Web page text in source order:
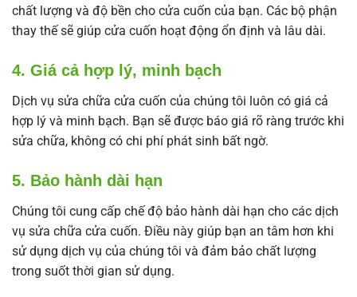
chất lượng và độ bền cho cửa cuốn của bạn. Các bộ phận
thay thế sẽ giúp cửa cuốn hoạt động ổn định và lâu dài.
4. Giá cả hợp lý, minh bạch
Dịch vụ sửa chữa cửa cuốn của chúng tôi luôn có giá cả
hợp lý và minh bạch. Bạn sẽ được báo giá rõ ràng trước khi
sửa chữa, không có chi phí phát sinh bất ngờ.
5. Bảo hành dài hạn
Chúng tôi cung cấp chế độ bảo hành dài hạn cho các dịch
vụ sửa chữa cửa cuốn. Điều này giúp bạn an tâm hơn khi
sử dụng dịch vụ của chúng tôi và đảm bảo chất lượng
trong suốt thời gian sử dụng.